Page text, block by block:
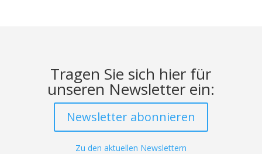
Tragen Sie sich hier für
unseren Newsletter ein:
Newsletter abonnieren
Zu den aktuellen Newslettern